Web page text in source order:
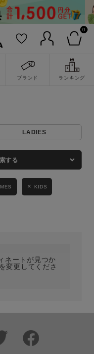
0
ブランド ランキング
KIDS
LADIES
する
KIDS
ネートが見つか
変更してくださ